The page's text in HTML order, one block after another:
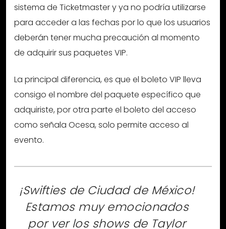
sistema de Ticketmaster y ya no podría utilizarse
para acceder a las fechas por lo que los usuarios
deberán tener mucha precaución al momento
de adquirir sus paquetes VIP.
La principal diferencia, es que el boleto VIP lleva
consigo el nombre del paquete específico que
adquiriste, por otra parte el boleto del acceso
como señala Ocesa, solo permite acceso al
evento.
¡Swifties de Ciudad de México!
Estamos muy emocionados
por ver los shows de Taylor